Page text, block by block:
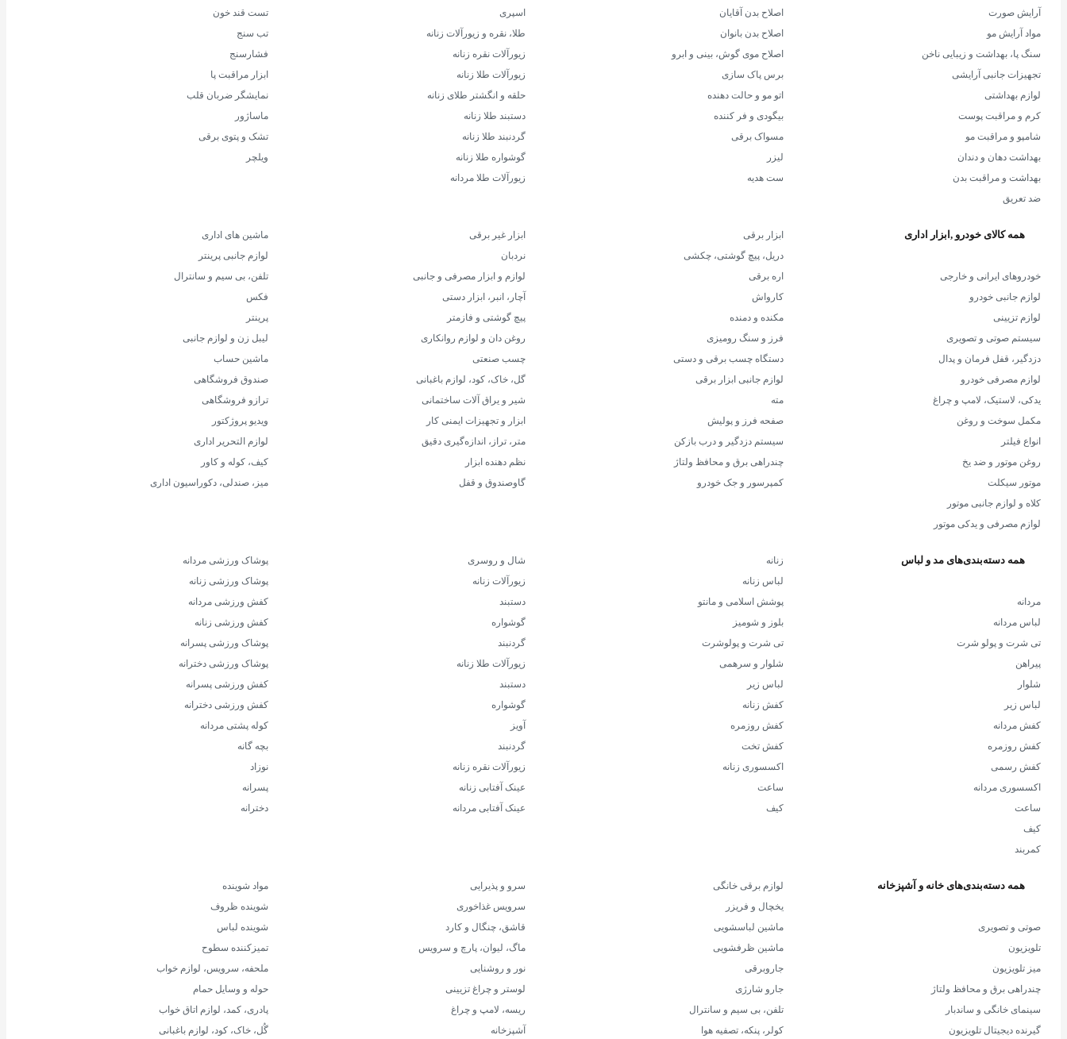
آرایش صورت
مواد آرایش مو
سنگ پا، بهداشت و زیبایی ناخن
تجهیزات جانبی آرایشی
لوازم بهداشتی
کرم و مراقبت پوست
شامپو و مراقبت مو
بهداشت دهان و دندان
بهداشت و مراقبت بدن
ضد تعریق
اصلاح بدن آقایان
اصلاح بدن بانوان
اصلاح موی گوش، بینی و ابرو
برس پاک سازی
اتو مو و حالت دهنده
بیگودی و فر کننده
مسواک برقی
لیزر
ست هدیه
اسپری
طلا، نقره و زیورآلات زنانه
زیورآلات نقره زنانه
زیورآلات طلا زنانه
حلقه و انگشتر طلای زنانه
دستبند طلا زنانه
گردنبند طلا زنانه
گوشواره طلا زنانه
زیورآلات طلا مردانه
تست قند خون
تب سنج
فشارسنج
ابزار مراقبت پا
نمایشگر ضربان قلب
ماساژور
تشک و پتوی برقی
ویلچر
همه کالای خودرو ,ابزار اداری
خودروهای ایرانی و خارجی
لوازم جانبی خودرو
لوازم تزیینی
سیستم صوتی و تصویری
دزدگیر، قفل فرمان و پدال
لوازم مصرفی خودرو
یدکی، لاستیک، لامپ و چراغ
مکمل سوخت و روغن
انواع فیلتر
روغن موتور و ضد یخ
موتور سیکلت
کلاه و لوازم جانبی موتور
لوازم مصرفی و یدکی موتور
ابزار برقی
دریل، پیچ گوشتی، چکشی
اره برقی
کارواش
مکنده و دمنده
فرز و سنگ رومیزی
دستگاه چسب برقی و دستی
لوازم جانبی ابزار برقی
مته
صفحه فرز و پولیش
سیستم دزدگیر و درب بازکن
چندراهی برق و محافظ ولتاژ
کمپرسور و جک خودرو
ابزار غیر برقی
نردبان
لوازم و ابزار مصرفی و جانبی
آچار، انبر، ابزار دستی
پیچ گوشتی و فازمتر
روغن دان و لوازم روانکاری
چسب صنعتی
گل، خاک، کود، لوازم باغبانی
شیر و یراق آلات ساختمانی
ابزار و تجهیزات ایمنی کار
متر، تراز، اندازه‌گیری دقیق
نظم دهنده ابزار
گاوصندوق و قفل
ماشین های اداری
لوازم جانبی پرینتر
تلفن، بی سیم و سانترال
فکس
پرینتر
لیبل زن و لوازم جانبی
ماشین حساب
صندوق فروشگاهی
ترازو فروشگاهی
ویدیو پروژکتور
لوازم التحریر اداری
کیف، کوله و کاور
میز، صندلی، دکوراسیون اداری
همه دسته‌بندی‌های مد و لباس
مردانه
لباس مردانه
تی شرت و پولو شرت
پیراهن
شلوار
لباس زیر
کفش مردانه
کفش روزمره
کفش رسمی
اکسسوری مردانه
ساعت
کیف
کمربند
زنانه
لباس زنانه
پوشش اسلامی و مانتو
بلوز و شومیز
تی شرت و پولوشرت
شلوار و سرهمی
لباس زیر
کفش زنانه
کفش روزمره
کفش تخت
اکسسوری زنانه
ساعت
کیف
شال و روسری
زیورآلات زنانه
دستبند
گوشواره
گردنبند
زیورآلات طلا زنانه
دستبند
گوشواره
آویز
گردنبند
زیورآلات نقره زنانه
عینک آفتابی زنانه
عینک آفتابی مردانه
پوشاک ورزشی مردانه
پوشاک ورزشی زنانه
کفش ورزشی مردانه
کفش ورزشی زنانه
پوشاک ورزشی پسرانه
پوشاک ورزشی دخترانه
کفش ورزشی پسرانه
کفش ورزشی دخترانه
کوله پشتی مردانه
بچه گانه
نوزاد
پسرانه
دخترانه
همه دسته‌بندی‌های خانه و آشپزخانه
صوتی و تصویری
تلویزیون
میز تلویزیون
چندراهی برق و محافظ ولتاژ
سینمای خانگی و ساندبار
گیرنده دیجیتال تلویزیون
لوازم برقی خانگی
یخچال و فریزر
ماشین لباسشویی
ماشین ظرفشویی
جاروبرقی
جارو شارژی
تلفن، بی سیم و سانترال
کولر، پنکه، تصفیه هوا
سرو و پذیرایی
سرویس غذاخوری
قاشق، چنگال و کارد
ماگ، لیوان، پارچ و سرویس
نور و روشنایی
لوستر و چراغ تزیینی
ریسه، لامپ و چراغ
آشپزخانه
مواد شوینده
شوینده ظروف
شوینده لباس
تمیزکننده سطوح
ملحفه، سرویس، لوازم خواب
حوله و وسایل حمام
پادری، کمد، لوازم اتاق خواب
گُل، خاک، کود، لوازم باغبانی